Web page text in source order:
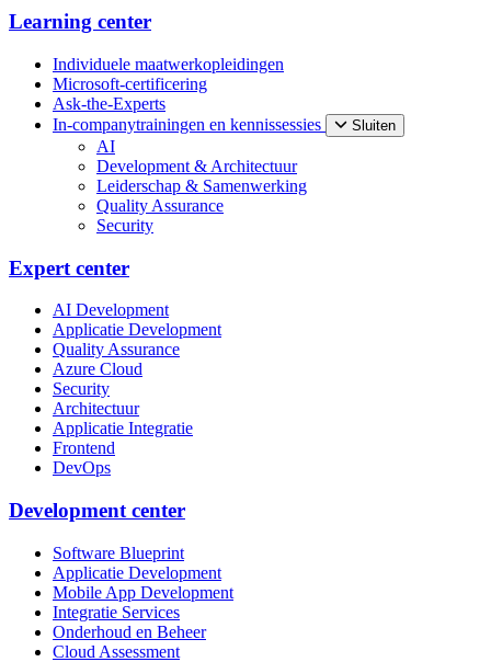
Learning center
Individuele maatwerkopleidingen
Microsoft-certificering
Ask-the-Experts
In-companytrainingen en kennissessies
Sluiten
AI
Development & Architectuur
Leiderschap & Samenwerking
Quality Assurance
Security
Expert center
AI Development
Applicatie Development
Quality Assurance
Azure Cloud
Security
Architectuur
Applicatie Integratie
Frontend
DevOps
Development center
Software Blueprint
Applicatie Development
Mobile App Development
Integratie Services
Onderhoud en Beheer
Cloud Assessment